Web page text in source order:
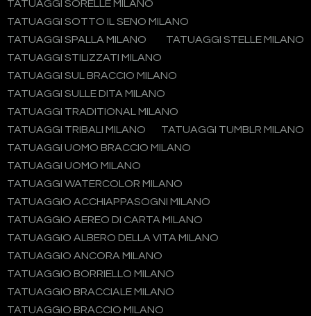
TATUAGGI SORELLE MILANO
TATUAGGI SOTTO IL SENO MILANO
TATUAGGI SPALLA MILANO
TATUAGGI STELLE MILANO
TATUAGGI STILIZZATI MILANO
TATUAGGI SUL BRACCIO MILANO
TATUAGGI SULLE DITA MILANO
TATUAGGI TRADITIONAL MILANO
TATUAGGI TRIBALI MILANO
TATUAGGI TUMBLR MILANO
TATUAGGI UOMO BRACCIO MILANO
TATUAGGI UOMO MILANO
TATUAGGI WATERCOLOR MILANO
TATUAGGIO ACCHIAPPASOGNI MILANO
TATUAGGIO AEREO DI CARTA MILANO
TATUAGGIO ALBERO DELLA VITA MILANO
TATUAGGIO ANCORA MILANO
TATUAGGIO BORRIELLO MILANO
TATUAGGIO BRACCIALE MILANO
TATUAGGIO BRACCIO MILANO